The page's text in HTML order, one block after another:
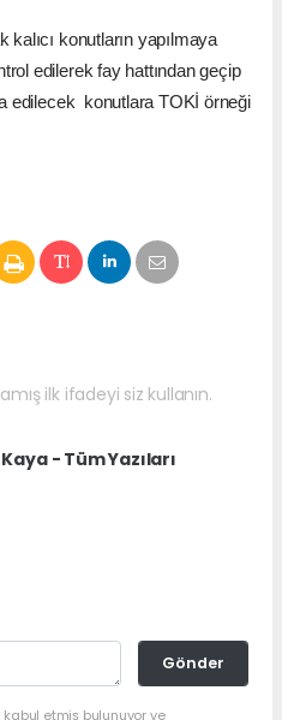
konutların yapılmaya
edilerek fay hattından geçip
edilecek konutlara TOKİ örneği
ilk ifadeyi siz kullanın.
- Tüm Yazıları
Gönder
kabul etmiş bulunuyor ve